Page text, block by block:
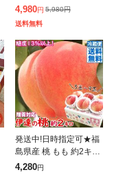
送料無料 鹿児島県産 冷
凍便 鰻 ウナギ かば焼
き 山椒たれ付き ギフト
4,980円 5,980円
送料無料
発送中!日時指定可★福
島県産 桃 もも 約2キロ
約5玉〜9玉 旬の果物ギ
4,280円